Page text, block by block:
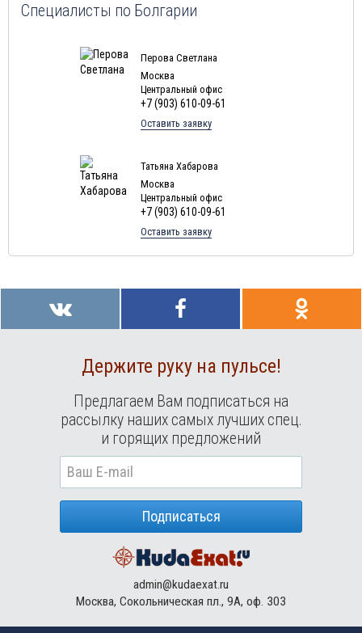
Специалисты по Болгарии
Перова Светлана
Москва
Центральный офис
+7 (903) 610-09-61
Оставить заявку
Татьяна Хабарова
Москва
Центральный офис
+7 (903) 610-09-61
Оставить заявку
Держите руку на пульсе!
Предлагаем Вам подписаться на
рассылку наших самых лучших спец.
и горящих предложений
Подписаться
admin@kudaexat.ru
Москва, Сокольническая пл., 9А, оф. 303